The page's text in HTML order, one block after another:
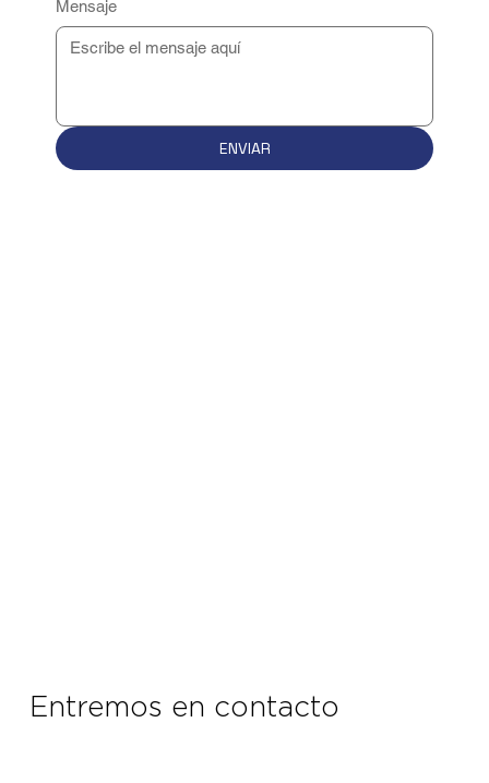
Mensaje
ENVIAR
Entremos en contacto